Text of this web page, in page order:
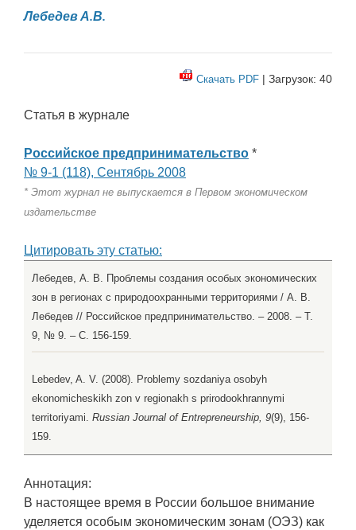
Лебедев А.В.
Скачать PDF | Загрузок: 40
Статья в журнале
Российское предпринимательство *
№ 9-1 (118), Сентябрь 2008
* Этот журнал не выпускается в Первом экономическом
издательстве
Цитировать эту статью:
Лебедев, А. В. Проблемы создания особых экономических
зон в регионах с природоохранными территориями / А. В.
Лебедев // Российское предпринимательство. – 2008. – Т.
9, № 9. – С. 156-159.
Lebedev, A. V. (2008). Problemy sozdaniya osobyh
ekonomicheskikh zon v regionakh s prirodookhrannymi
territoriyami. Russian Journal of Entrepreneurship, 9(9), 156-
159.
Аннотация:
В настоящее время в России большое внимание
уделяется особым экономическим зонам (ОЭЗ) как